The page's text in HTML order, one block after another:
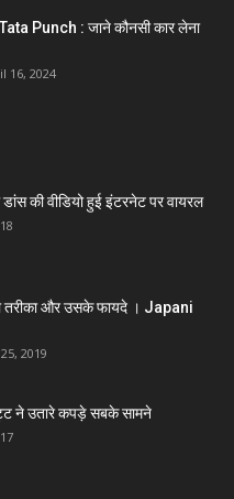
Punch : जाने कौनसी कार लेना
16, 2024
की वीडियो हुई इंटरनेट पर वायरल
तरीका और उसके फायदे । Japani
2019
ने उतारे कपड़े सबके सामने